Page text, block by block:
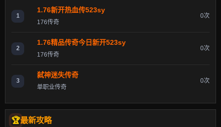
1
1.76新开热血传523sy
176传奇
0次
2
1.76精品传奇今日新开523sy
176传奇
0次
3
弑神迷失传奇
单职业传奇
0次
最新攻略